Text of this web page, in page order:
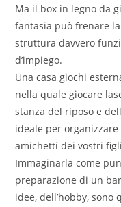
Ma il box in legno da
fantasia può frenare
struttura davvero
d’impiego.
Una casa giochi
nella quale giocare
stanza del riposo e
ideale per
amichetti dei vostri
Immaginarla come
preparazione di un
idee, dell’hobby,